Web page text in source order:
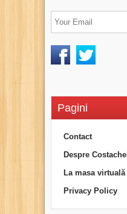
Pagini
Contact
Despre Costachel
La masa virtuală
Privacy Policy